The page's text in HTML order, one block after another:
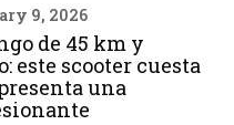
9, 2026
de 45 km y
este scooter cuesta
una